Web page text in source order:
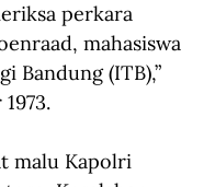
perkara
mahasiswa
Bandung (ITB),”
malu Kapolri